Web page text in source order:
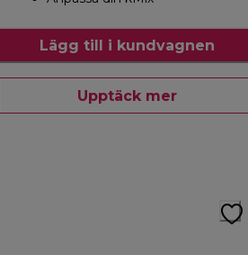
Lägg till i kundvagnen
Upptäck mer